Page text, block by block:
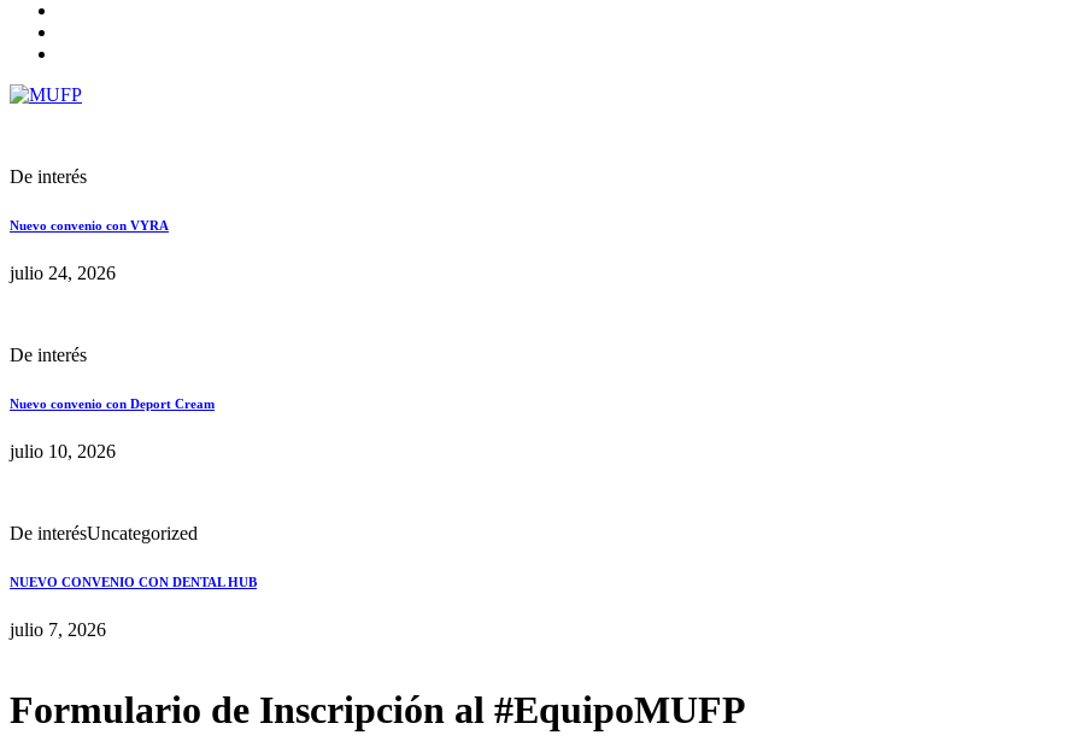
De interés
Nuevo convenio con VYRA
julio 24, 2026
De interés
Nuevo convenio con Deport Cream
julio 10, 2026
De interésUncategorized
NUEVO CONVENIO CON DENTAL HUB
julio 7, 2026
Formulario de Inscripción al #EquipoMUFP